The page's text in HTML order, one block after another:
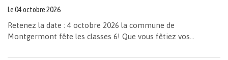
Le04octobre2026
Retenez la date : 4 octobre 2026 la commune de
Montgermont fête les classes 6! Que vous fêtiez vos...